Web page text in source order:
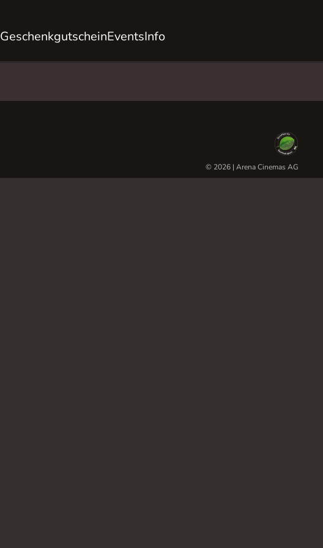
GeschenkgutscheinEventsInfo
© 2026 | Arena Cinemas AG